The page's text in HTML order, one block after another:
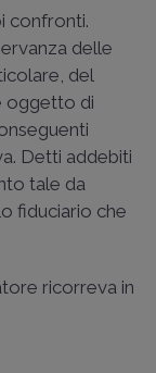
confronti.
delle
del
oggetto di
Detti addebiti
tale da
fiduciario che
ricorreva in